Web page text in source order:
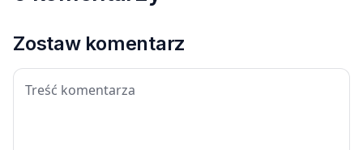
Zostaw komentarz